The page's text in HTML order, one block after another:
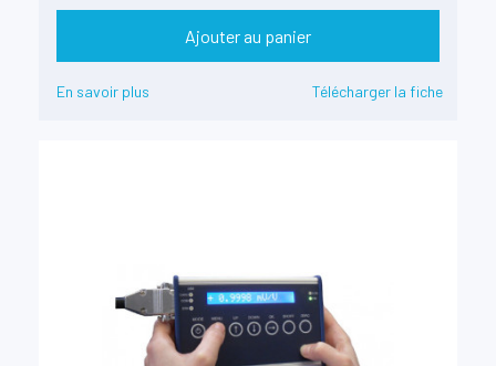
Ajouter au panier
En savoir plus Télécharger la fiche